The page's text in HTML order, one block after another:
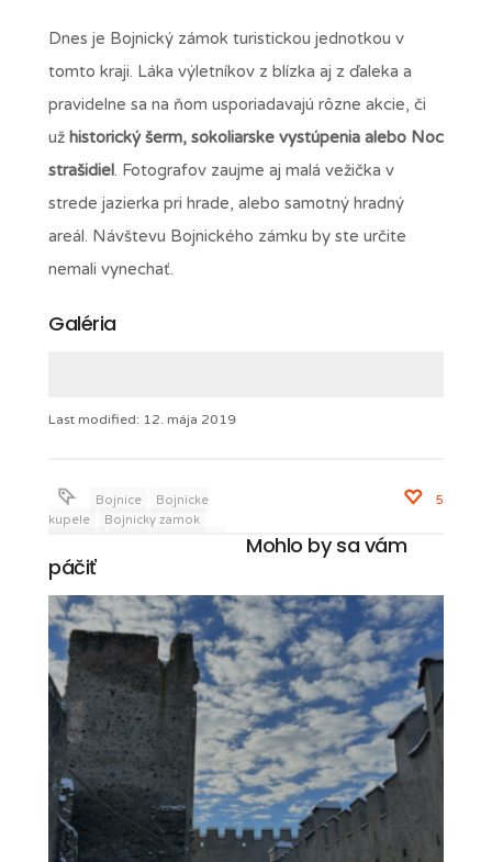
Dnes je Bojnický zámok turistickou jednotkou v
tomto kraji. Láka výletníkov z blízka aj z ďaleka a
pravidelne sa na ňom usporiadavajú rôzne akcie, či
už historický šerm, sokoliarske vystúpenia alebo Noc
strašidiel. Fotografov zaujme aj malá vežička v
strede jazierka pri hrade, alebo samotný hradný
areál. Návštevu Bojnického zámku by ste určite
nemali vynechať.
Galéria
Last modified: 12. mája 2019
Bojnice
Bojnicke
kupele
Bojnicky zamok
zamok
5
Mohlo by sa vám
páčiť